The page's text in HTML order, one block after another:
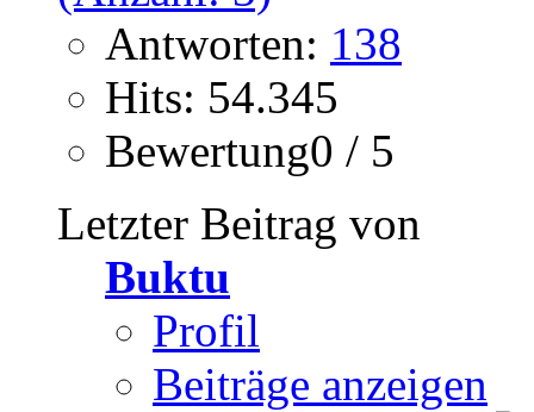
Antworten: 138
Hits: 54.345
Bewertung0 / 5
Letzter Beitrag von
Buktu
Profil
Beiträge anzeigen